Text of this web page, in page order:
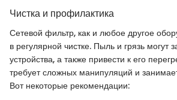
Чистка и профилактика
Сетевой фильтр, как и любое другое
в регулярной чистке. Пыль и грязь могут
устройства, а также привести к его
требует сложных манипуляций и
Вот некоторые рекомендации: